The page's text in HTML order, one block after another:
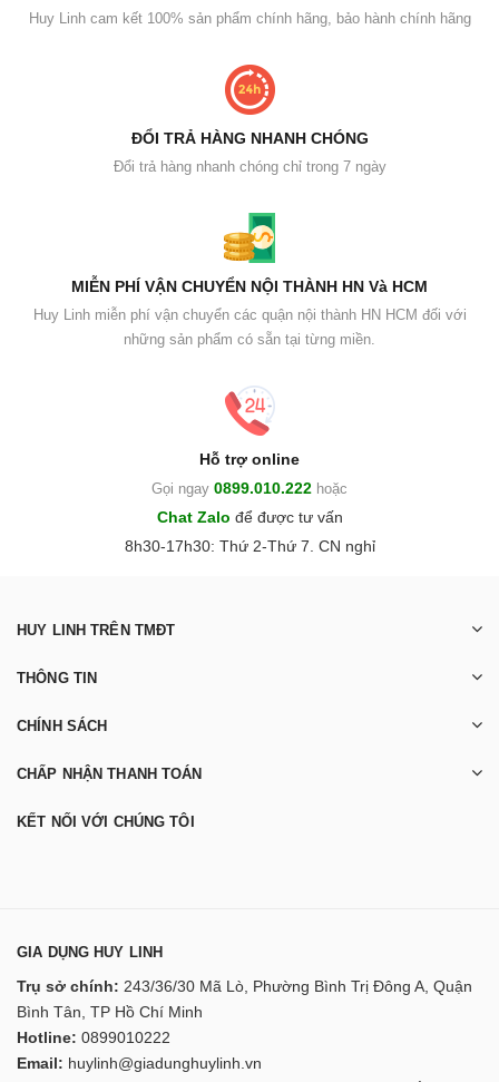
Huy Linh cam kết 100% sản phẩm chính hãng, bảo hành chính hãng
ĐỔI TRẢ HÀNG NHANH CHÓNG
Đổi trả hàng nhanh chóng chỉ trong 7 ngày
MIỄN PHÍ VẬN CHUYỂN NỘI THÀNH HN Và HCM
Huy Linh miễn phí vận chuyển các quận nội thành HN HCM đối với
những sản phẩm có sẵn tại từng miền.
Hỗ trợ online
Gọi ngay 0899.010.222 hoặc
Chat Zalo để được tư vấn
8h30-17h30: Thứ 2-Thứ 7. CN nghỉ
HUY LINH TRÊN TMĐT
THÔNG TIN
CHÍNH SÁCH
CHẤP NHẬN THANH TOÁN
KẾT NỐI VỚI CHÚNG TÔI
GIA DỤNG HUY LINH
Trụ sở chính: 243/36/30 Mã Lò, Phường Bình Trị Đông A, Quận
Bình Tân, TP Hồ Chí Minh
Hotline: 0899010222
Email: huylinh@giadunghuylinh.vn